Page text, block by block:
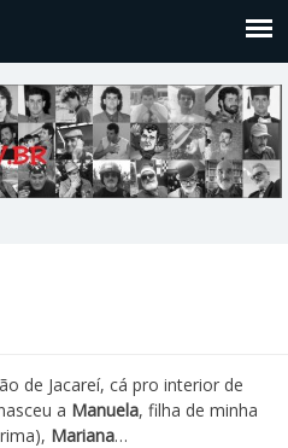
de Jacareí, cá pro interior de
a Manuela, filha de minha
Mariana…